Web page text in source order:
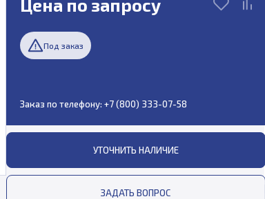
Цена по запросу
Под заказ
Заказ по телефону: +7 (800) 333-07-58
УТОЧНИТЬ НАЛИЧИЕ
ЗАДАТЬ ВОПРОС